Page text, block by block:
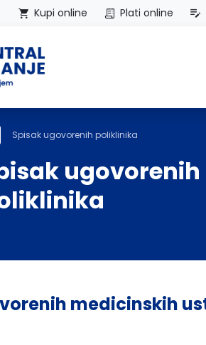
Kupi online Plati online
Spisak ugovorenih poliklinika
ugovorenih
medicinskih